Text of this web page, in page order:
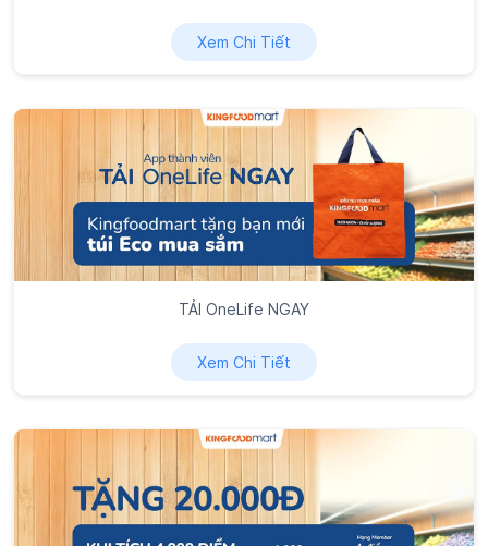
Xem Chi Tiết
TẢI OneLife NGAY
Xem Chi Tiết